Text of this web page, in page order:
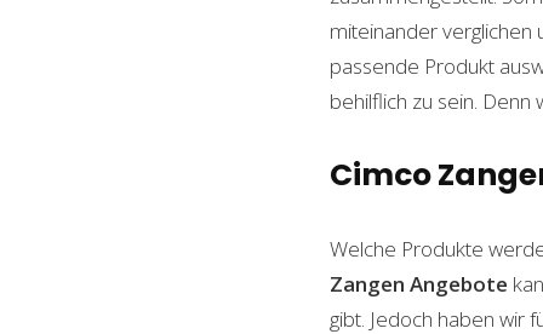
miteinander verglichen
passende Produkt
behilflich zu sein. Denn
Cimco
Welche Produkte
Zangen Angebote
gibt. Jedoch haben wir